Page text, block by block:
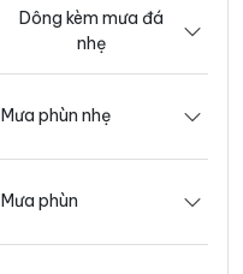
Dông kèm mưa đá
nhẹ
Mưa phùn nhẹ
Mưa phùn